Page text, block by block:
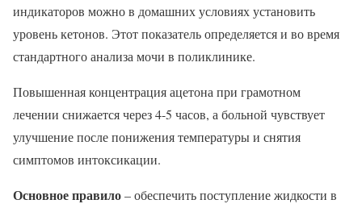
индикаторов можно в домашних условиях установить
уровень кетонов. Этот показатель определяется и во время
стандартного анализа мочи в поликлинике.
Повышенная концентрация ацетона при грамотном
лечении снижается через 4-5 часов, а больной чувствует
улучшение после понижения температуры и снятия
симптомов интоксикации.
Основное правило– обеспечить поступление жидкости в